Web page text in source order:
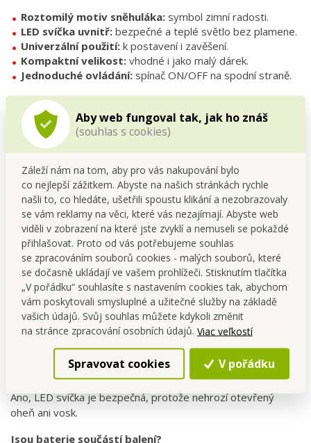
Aby web fungoval tak, jak ho znáš
(souhlas s cookies)
Záleží nám na tom, aby pro vás nakupování bylo
co nejlepší zážitkem. Abyste na našich stránkách rychle
našli to, co hledáte, ušetřili spoustu klikání a nezobrazovaly
se vám reklamy na věci, které vás nezajímají. Abyste web
viděli v zobrazení na které jste zvyklí a nemuseli se pokaždé
přihlašovat. Proto od vás potřebujeme souhlas
se zpracováním souborů cookies - malých souborů, které
se dočasně ukládají ve vašem prohlížeči. Stisknutím tlačítka
„V pořádku“ souhlasíte s nastavením cookies tak, abychom
vám poskytovali smysluplné a užitečné služby na základě
vašich údajů. Svůj souhlas můžete kdykoli změnit
na stránce zpracování osobních údajů. Viac veľkostí
Spravovat cookies V pořádku
Roztomilý motiv sněhuláka: symbol zimní radosti.
LED svíčka uvnitř: bezpečné a teplé světlo bez plamene.
Univerzální použití: k postavení i zavěšení.
Kompaktní velikost: vhodné i jako malý dárek.
Jednoduché ovládání: spínač ON/OFF na spodní straně.
Technické parametry
Typ dekorace:dřevěný domeček se světlem
Motiv: sněhulák
Osvětlení:LED svíčka imitující plamínek
Napájení:3× knoflíková baterie LR1130, 1,5 V (nejsou
součástí balení)
Spínač: ON/OFF na spodní straně
Rozměry:šířka 5 cm × hloubka 5 cm × výška 5 cm
Tipy na použití
Zavěs do okna nebo na větvičku, kde se světlo krásně
rozptýlí.
Umísti na stůl či komodu,jako jemný akcent vánoční
výzdoby.
Kombinuj s dalšími mini domečky, a vytvoř malou zimní
FAQ – časté dotazy
Je domeček vhodný do dětského pokoje?
Ano, LED svíčka je bezpečná, protože nehrozí otevřený
oheň ani vosk.
Jsou baterie součástí balení?